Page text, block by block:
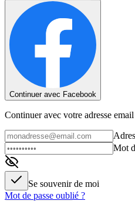
Continuer avec Facebook
Continuer avec votre adresse email
Mot
Se souvenir de moi
Mot de passe oublié ?